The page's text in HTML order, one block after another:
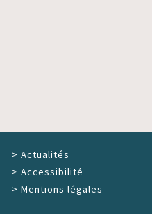
> Actualités
> Accessibilité
> Mentions légales